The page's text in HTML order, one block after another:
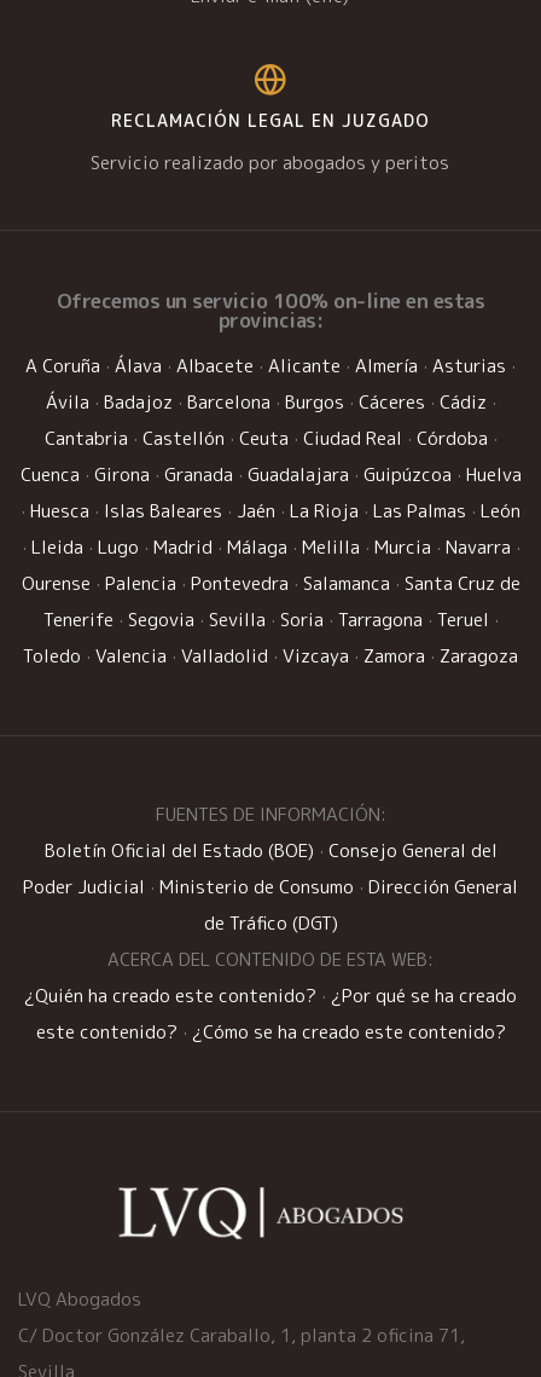
RECLAMACIÓN LEGAL EN JUZGADO
Servicio realizado por abogados y peritos
Ofrecemos un servicio 100% on-line en estas
provincias:
A Coruña · Álava · Albacete · Alicante · Almería · Asturias ·
Ávila · Badajoz · Barcelona · Burgos · Cáceres · Cádiz ·
Cantabria · Castellón · Ceuta · Ciudad Real · Córdoba ·
Cuenca · Girona · Granada · Guadalajara · Guipúzcoa · Huelva
· Huesca · Islas Baleares · Jaén · La Rioja · Las Palmas · León
· Lleida · Lugo · Madrid · Málaga · Melilla · Murcia · Navarra ·
Ourense · Palencia · Pontevedra · Salamanca · Santa Cruz de
Tenerife · Segovia · Sevilla · Soria · Tarragona · Teruel ·
Toledo · Valencia · Valladolid · Vizcaya · Zamora · Zaragoza
FUENTES DE INFORMACIÓN:
Boletín Oficial del Estado (BOE) · Consejo General del
Poder Judicial · Ministerio de Consumo · Dirección General
de Tráfico (DGT)
ACERCA DEL CONTENIDO DE ESTA WEB:
¿Quién ha creado este contenido? · ¿Por qué se ha creado
este contenido? · ¿Cómo se ha creado este contenido?
LVQ Abogados
C/ Doctor González Caraballo, 1, planta 2 oficina 71,